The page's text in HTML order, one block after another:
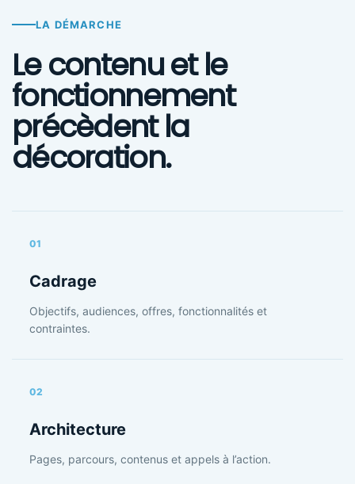
LA DÉMARCHE
Le contenu et le
fonctionnement
précèdent la
décoration.
01
Cadrage
Objectifs, audiences, offres, fonctionnalités et
contraintes.
02
Architecture
Pages, parcours, contenus et appels à l’action.